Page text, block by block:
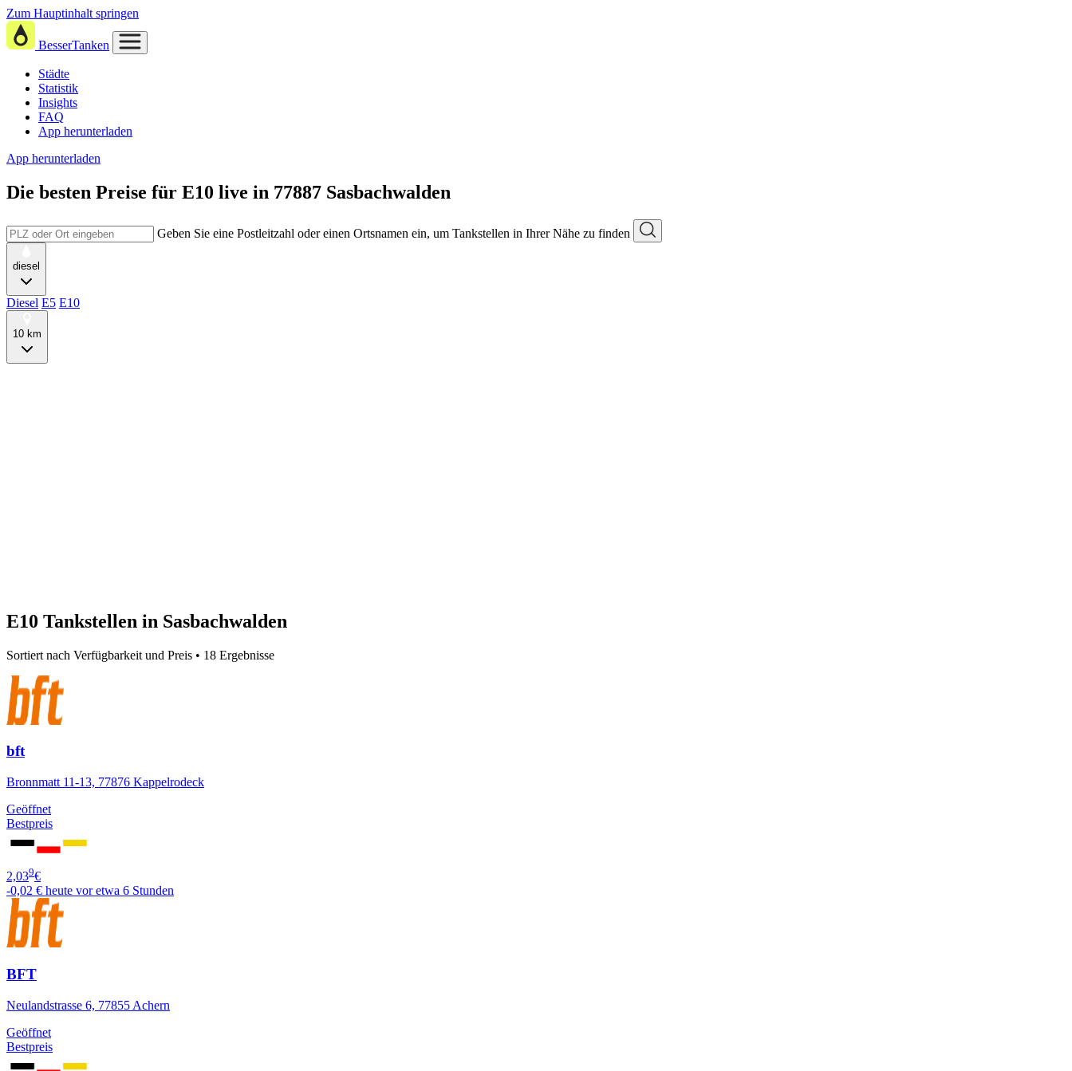
Zum Hauptinhalt springen
BesserTanken
Städte
Statistik
Insights
FAQ
App herunterladen
App herunterladen
Die besten Preise für E10 live in 77887 Sasbachwalden
Geben Sie eine Postleitzahl oder einen Ortsnamen ein, um Tankstellen in Ihrer Nähe zu finden
diesel
Diesel E5 E10
10 km
E10 Tankstellen in Sasbachwalden
Sortiert nach Verfügbarkeit und Preis • 18 Ergebnisse
bft
Bronnmatt 11-13, 77876 Kappelrodeck
Geöffnet
Bestpreis
2,039€
-0,02 € heute vor etwa 6 Stunden
BFT
Neulandstrasse 6, 77855 Achern
Geöffnet
Bestpreis